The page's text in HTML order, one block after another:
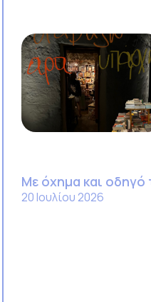
Με όχημα και οδηγό
20 Ιουλίου 2026